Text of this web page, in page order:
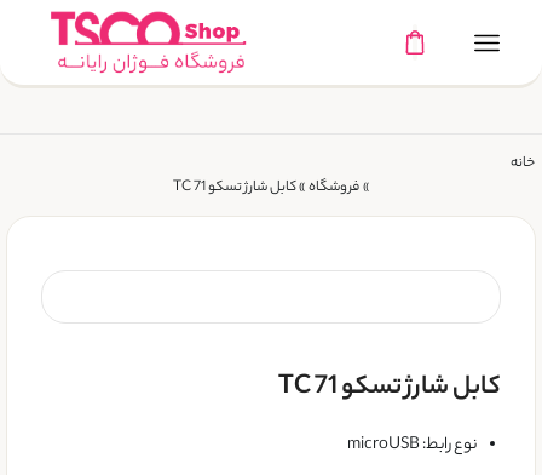
خانه
»فروشگاه»کابل شارژ تسکو TC 71
کابل شارژ تسکو TC 71
نوع رابط: microUSB